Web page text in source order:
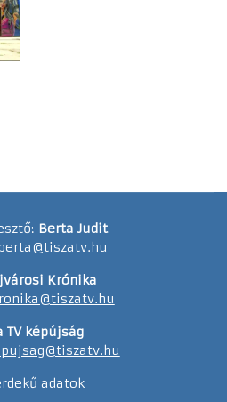
Berta Judit
berta@tiszatv.hu
Krónika
TV képújság
adatok